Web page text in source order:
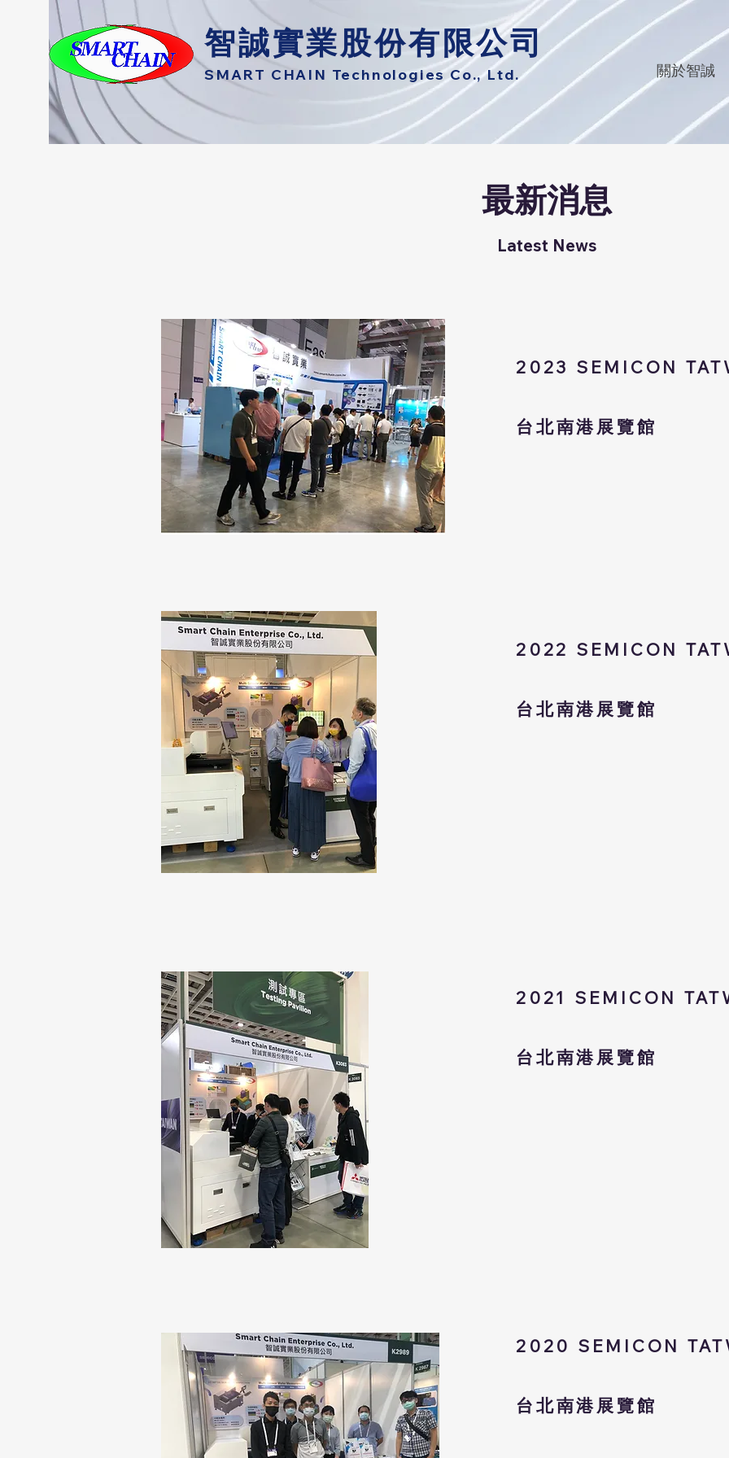
智誠實業股份有限公司
SMART CHAIN Technologies Co., Ltd. 關於智誠
最新消息
Latest News
2023 SEMICON
台北南港展覽館
2022 SEMICON
台北南港展覽館
2021 SEMICON
台北南港展覽館
2020 SEMICON
台北南港展覽館